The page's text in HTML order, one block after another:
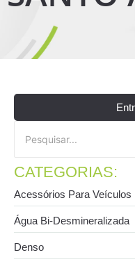
CATEGORIAS:
Acessórios Para Veículos
Água Bi-Desmineralizada
Denso